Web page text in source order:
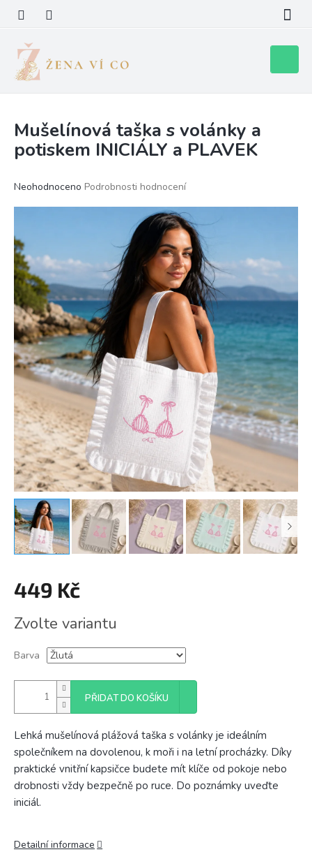
obsah
košík
Mušelínová taška s volánky a
potiskem INICIÁLY a PLAVEK
Průměrné
0,0
z
5
hvězdiček.
Neohodnoceno Podrobnosti hodnocení
449 Kč
cena:
Zvolte variantu
Barva
PŘIDAT DO KOŠÍKU
Lehká mušelínová plážová taška s volánky je ideálním
společníkem na dovolenou, k moři i na letní procházky. Díky
praktické vnitřní kapsičce budete mít klíče od pokoje nebo
drobnosti vždy bezpečně po ruce. Do poznámky uveďte
iniciál.
Detailní informace